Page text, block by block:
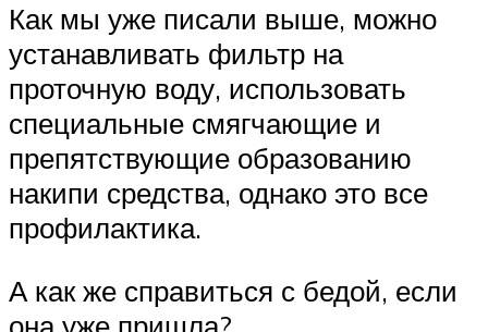
Как мы уже писали выше, можно
устанавливать фильтр на
проточную воду, использовать
специальные смягчающие и
препятствующие образованию
накипи средства, однако это все
профилактика.
А как же справиться с бедой, если
она уже пришла?